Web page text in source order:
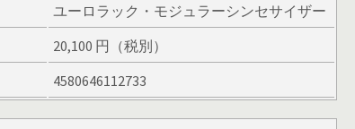
ユーロラック・モジュラーシンセサイザー
20,100 円（税別）
4580646112733